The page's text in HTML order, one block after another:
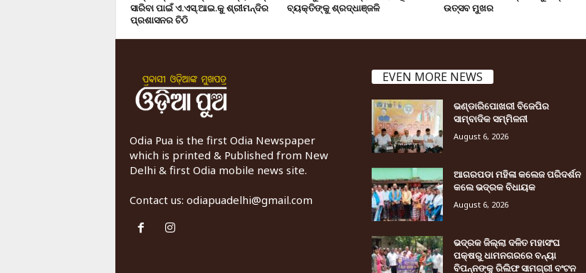
ସାରିବା ପାଇଁ ଏ.ଏସ୍.ଆଇ.କୁ ଶ୍ରୀମନ୍ଦିର
ପ୍ରଶାସନର ଚିଠି
ବ୍ୟକ୍ତିଙ୍କୁ ଶ୍ରଦ୍ଧାଞ୍ଜଳି
ଉତ୍ସବ ମୁଖର
Odia Pua is the first Odia Newspaper
which is printed & Published from New
Delhi & first Odia mobile news site.
Contact us: odiapuadelhi@gmail.com
EVEN MORE NEWS
ଭଣ୍ଡାରିପୋଖରୀ ବିଜେପିର
ସାମ୍ବାଦିକ ସମ୍ମିଳନୀ
August 6, 2026
ଆଗରପଡା ମହିଳା କଲେଜ ପରିଦର୍ଶନ
କଲେ ଭଦ୍ରକ ବିଧାୟକ
August 6, 2026
ଭଦ୍ରକ ଜିଲ୍ଲା ଦଳିତ ମହାସଂଘ
ପକ୍ଷରୁ ଧାମନଗରରେ ବନ୍ୟା
ବିପନ୍ନଙ୍କୁ ରିଲିଫ ସାମଗ୍ରୀ ବଂଟନ